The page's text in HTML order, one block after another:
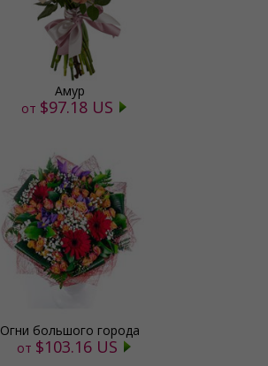
Амур
от $97.18 US
Огни большого города
от $103.16 US